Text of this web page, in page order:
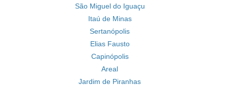
São Miguel do Iguaçu
Itaú de Minas
Sertanópolis
Elias Fausto
Capinópolis
Areal
Jardim de Piranhas